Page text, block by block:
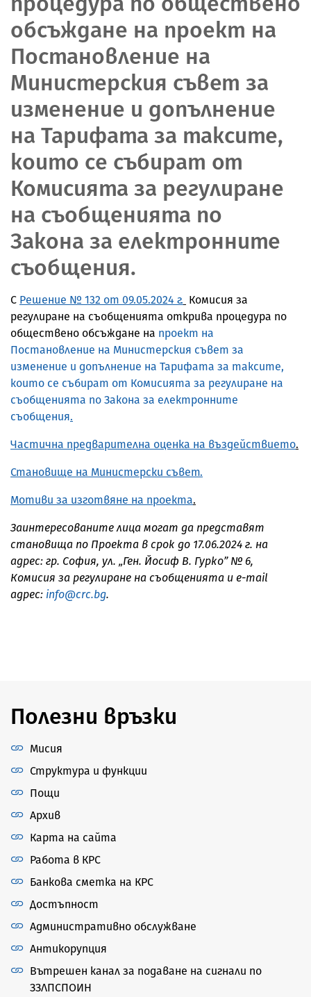
обсъждане на проект на
Постановление на
Министерския съвет за
изменение и допълнение
на Тарифата за таксите,
които се събират от
Комисията за регулиране
на съобщенията по
Закона за електронните
съобщения.
С Решение № 132 от 09.05.2024 г. Комисия за
регулиране на съобщенията открива процедура по
обществено обсъждане на проект на
Постановление на Министерския съвет за
изменение и допълнение на Тарифата за таксите,
които се събират от Комисията за регулиране на
съобщенията по Закона за електронните
съобщения.
Частична предварителна оценка на въздействието.
Становище на Министерски съвет.
Мотиви за изготвяне на проекта.
Заинтересованите лица могат да представят
становища по Проекта в срок до 17.06.2024 г. на
адрес: гр. София, ул. „Ген. Йосиф В. Гурко” № 6,
Комисия за регулиране на съобщенията и e-mail
адрес: info@crc.bg.
Полезни връзки
Мисия
Структура и функции
Пощи
Архив
Карта на сайта
Работа в КРС
Банкова сметка на КРС
Достъпност
Административно обслужване
Антикорупция
Вътрешен канал за подаване на сигнали по
ЗЗЛПСПОИН